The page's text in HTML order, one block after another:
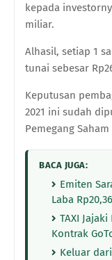
kepada
miliar.
Alhasil, setiap 1
tunai sebesar
Keputusan
2021 ini sudah
Pemegang Saham
BACA JUGA:
Emiten
Laba
TAXI
Kontrak
Keluar